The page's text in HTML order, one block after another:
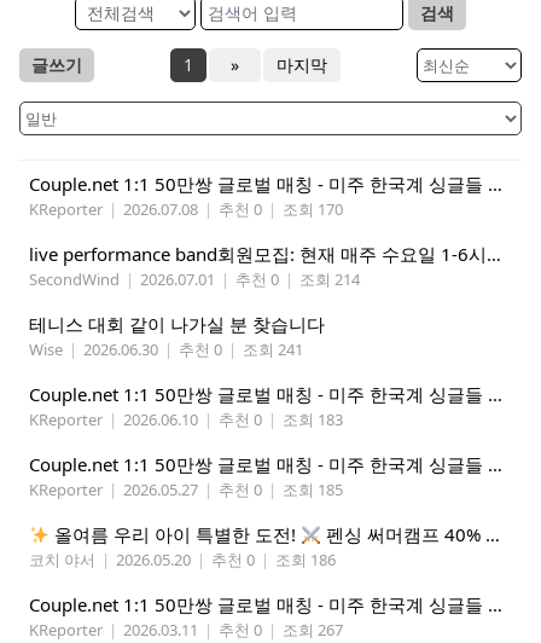
검색
글쓰기 1 » 마지막
Couple.net 1:1 50만쌍 글로벌 매칭 - 미주 한국계 싱글들 모이세요
KReporter | 2026.07.08 | 추천 0 | 조회 170
live performance band회원모집: 현재 매주 수요일 1-6시에 전문 음악 Studio에서 활동중인 진짜 악기를 다루는 밴드입니다.
SecondWind | 2026.07.01 | 추천 0 | 조회 214
테니스 대회 같이 나가실 분 찾습니다
Wise | 2026.06.30 | 추천 0 | 조회 241
Couple.net 1:1 50만쌍 글로벌 매칭 - 미주 한국계 싱글들 모이세요
KReporter | 2026.06.10 | 추천 0 | 조회 183
Couple.net 1:1 50만쌍 글로벌 매칭 - 미주 한국계 싱글들 모이세요
KReporter | 2026.05.27 | 추천 0 | 조회 185
올여름 우리 아이 특별한 도전! 펜싱 써머캠프 40% 선착순 할인
코치 야서 | 2026.05.20 | 추천 0 | 조회 186
Couple.net 1:1 50만쌍 글로벌 매칭 - 미주 한국계 싱글들 모이세요
KReporter | 2026.03.11 | 추천 0 | 조회 267